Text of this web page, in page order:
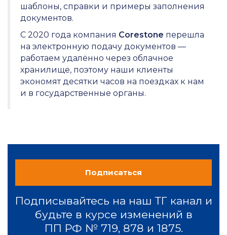
шаблоны, справки и примеры заполнения
документов.
С 2020 года компания Corestone перешла
на электронную подачу документов —
работаем удалённо через облачное
хранилище, поэтому наши клиенты
экономят десятки часов на поездках к нам
и в государственные органы.
Подписаться
Подписывайтесь на наш ТГ канал и
будьте в курсе изменений в
ПП РФ № 719, 878 и 1875.